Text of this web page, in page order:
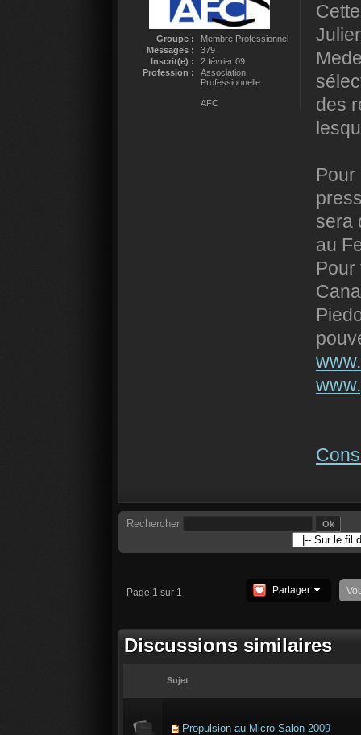
Groupe :
Membre Professionnel
Messages :
379
Inscrit(e) :
2 février 09
Profession :
Association
Professionnelle
AFC
des
Pour
sera
au
Rechercher
Page 1 sur 1 Partager
Discussions similaires
Sujet
Propulsion au Micro Salon 2009